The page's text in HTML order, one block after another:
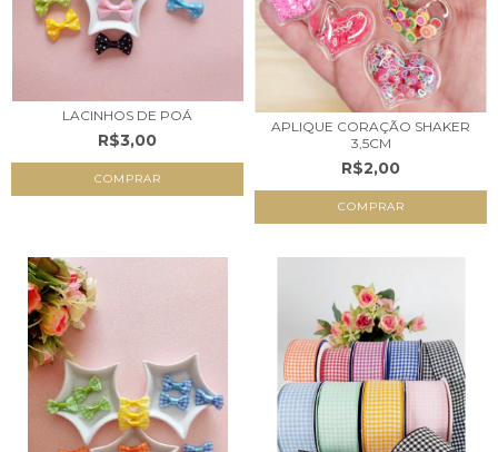
LACINHOS DE POÁ
R$3,00
COMPRAR
APLIQUE CORAÇÃO SHAKER
3,5CM
R$2,00
COMPRAR